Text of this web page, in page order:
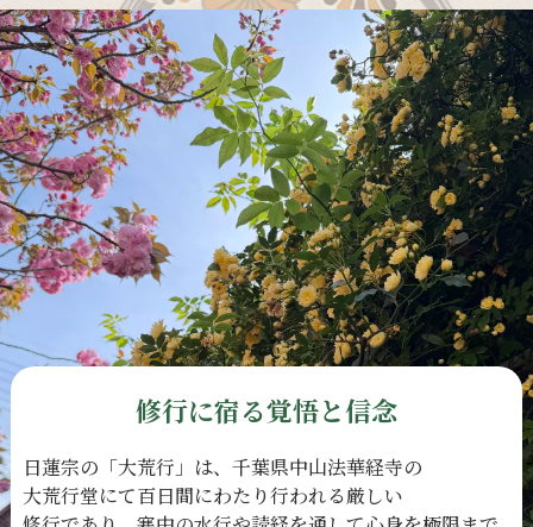
修行に宿る覚悟と信念
日蓮宗の 「大荒行」は、 千葉県中山法華経寺の
大荒行堂にて百日間にわたり行われる厳しい